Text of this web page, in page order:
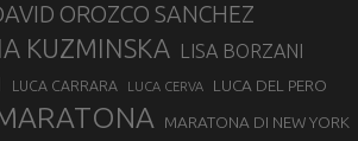
OROZCO SANCHEZ
KUZMINSKA LISA BORZANI
LUCA CARRARA LUCA CERVA LUCA DEL PERO
MARATONA DI NEW YORK